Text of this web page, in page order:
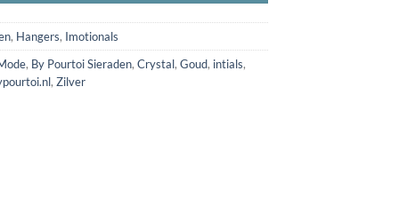
, Hangers, Imotionals
, By Pourtoi Sieraden, Crystal, Goud, intials,
, Zilver